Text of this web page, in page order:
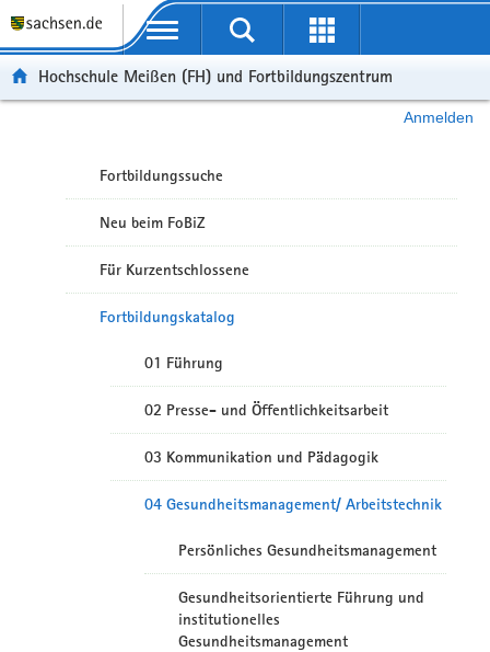
Portalübergreifende Navigation
Hochschule Meißen (FH) und Fortbildungszentrum
Anmelden
Fortbildungssuche
Neu beim FoBiZ
Für Kurzentschlossene
Fortbildungskatalog
01 Führung
02 Presse- und Öffentlichkeitsarbeit
03 Kommunikation und Pädagogik
04 Gesundheitsmanagement/ Arbeitstechnik
Persönliches Gesundheitsmanagement
Gesundheitsorientierte Führung und
institutionelles
Gesundheitsmanagement